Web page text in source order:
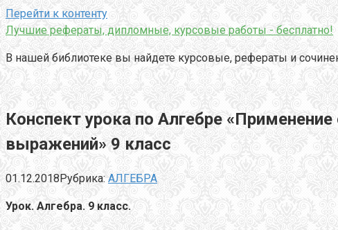
Перейти к контенту
Лучшие рефераты, дипломные, курсовые работы - бесплатно!
В нашей библиотеке вы найдете курсовые, рефераты и
Конспект урока по Алгебре
выражений» 9 класс
01.12.2018Рубрика: АЛГЕБРА
Урок. Алгебра. 9 класс.